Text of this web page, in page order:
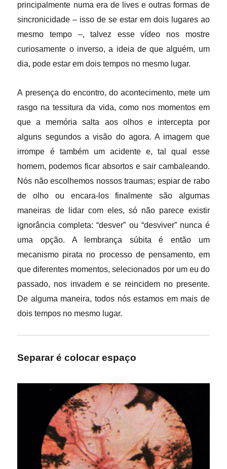
principalmente numa era de lives e outras formas de
sincronicidade – isso de se estar em dois lugares ao
mesmo tempo –, talvez esse vídeo nos mostre
curiosamente o inverso, a ideia de que alguém, um
dia, pode estar em dois tempos no mesmo lugar.
A presença do encontro, do acontecimento, mete um
rasgo na tessitura da vida, como nos momentos em
que a memória salta aos olhos e intercepta por
alguns segundos a visão do agora. A imagem que
irrompe é também um acidente e, tal qual esse
homem, podemos ficar absortos e sair cambaleando.
Nós não escolhemos nossos traumas; espiar de rabo
de olho ou encara-los finalmente são algumas
maneiras de lidar com eles, só não parece existir
ignorância completa: “desver” ou “desviver” nunca é
uma opção. A lembrança súbita é então um
mecanismo pirata no processo de pensamento, em
que diferentes momentos, selecionados por um eu do
passado, nos invadem e se reincidem no presente.
De alguma maneira, todos nós estamos em mais de
dois tempos no mesmo lugar.
Separar é colocar espaço